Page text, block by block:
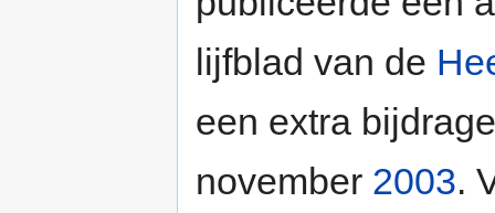
lijfblad van de
een extra
november 2003.